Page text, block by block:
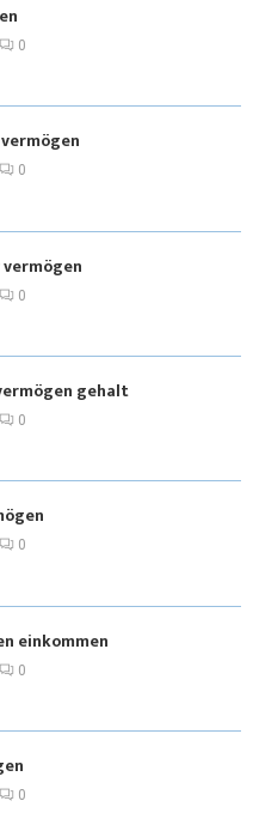
0
0
0
gehalt
0
0
einkommen
0
0